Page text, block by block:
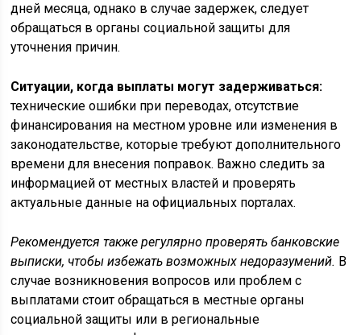
дней месяца, однако в случае задержек, следует
обращаться в органы социальной защиты для
уточнения причин.
Ситуации, когда выплаты могут задерживаться:
технические ошибки при переводах, отсутствие
финансирования на местном уровне или изменения в
законодательстве, которые требуют дополнительного
времени для внесения поправок. Важно следить за
информацией от местных властей и проверять
актуальные данные на официальных порталах.
Рекомендуется также регулярно проверять банковские
выписки, чтобы избежать возможных недоразумений. В
случае возникновения вопросов или проблем с
выплатами стоит обращаться в местные органы
социальной защиты или в региональные